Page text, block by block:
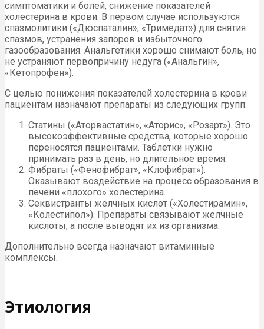
симптоматики и болей, снижение показателей
холестерина в крови. В первом случае используются
спазмолитики («Дюспаталин», «Тримедат») для снятия
спазмов, устранения запоров и избыточного
газообразования. Анальгетики хорошо снимают боль, но
не устраняют первопричину недуга («Анальгин»,
«Кетопрофен»).
С целью понижения показателей холестерина в крови
пациентам назначают препараты из следующих групп:
Статины («Аторвастатин», «Аторис», «Розарт»). Это
высокоэффективные средства, которые хорошо
переносятся пациентами. Таблетки нужно
принимать раз в день, но длительное время.
Фибраты («Фенофибрат», «Клофибрат»).
Оказывают воздействие на процесс образования в
печени «плохого» холестерина.
Секвистранты желчных кислот («Холестирамин»,
«Колестипол»). Препараты связывают желчные
кислоты, а после выводят их из организма.
Дополнительно всегда назначают витаминные
комплексы.
Этиология